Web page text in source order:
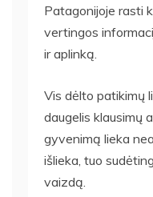
Patagonijoje rasti
vertingos
ir aplinką.
Vis dėlto patikimų
daugelis klausimų
gyvenimą lieka
išlieka, tuo
vaizdą.